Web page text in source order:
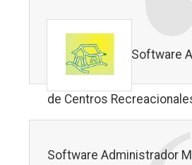
Software
de Centros
Software Administrador